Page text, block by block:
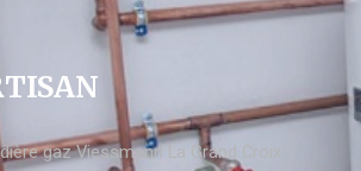
gaz Viessmann La Grand Croix